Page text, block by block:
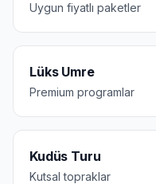
Uygun fiyatlı paketler
Lüks Umre
Premium programlar
Kudüs Turu
Kutsal topraklar